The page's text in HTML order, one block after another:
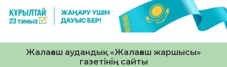
Жалағаш аудандық «Жалағаш жаршысы»
газетінің сайты